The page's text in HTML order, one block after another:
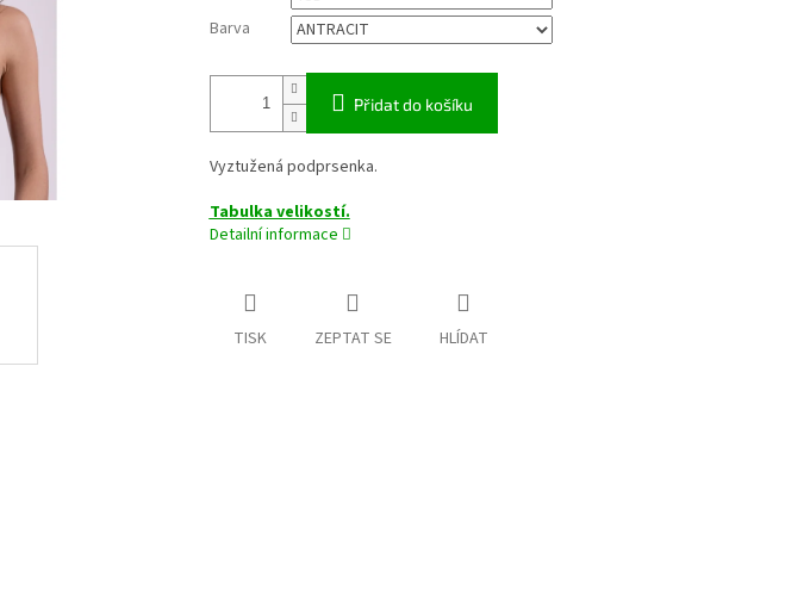
Barva
Přidat do košíku
Vyztužená podprsenka.
Tabulka velikostí.
Detailní informace
TISK ZEPTAT SE HLÍDAT